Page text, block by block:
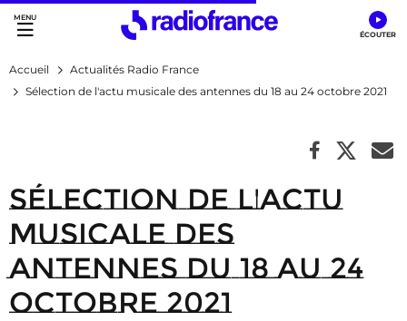
Accès direct :
Menu principal
Contenu
Accueil
Actualités Radio France
Sélection de l'actu musicale des antennes du 18 au 24 octobre 2021
Sélection de l'actu
musicale des
antennes du 18 au 24
octobre 2021